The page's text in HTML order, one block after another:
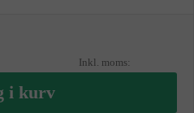
low
i kurv